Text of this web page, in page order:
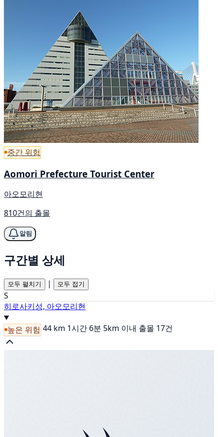
중간 위험
Aomori Prefecture Tourist Center
아오모리현
810건의 출몰
알림
구간별 상세
모두 펼치기 | 모두 접기
S
히로사키성, 아오모리현
높은 위험 44 km 1시간 6분 5km 이내 출몰 17건